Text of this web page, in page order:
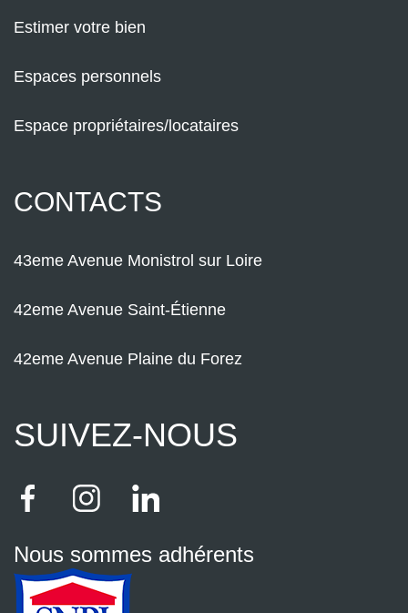
Estimer votre bien
Espaces personnels
Espace propriétaires/locataires
CONTACTS
43eme Avenue Monistrol sur Loire
42eme Avenue Saint-Étienne
42eme Avenue Plaine du Forez
SUIVEZ-NOUS
Nous sommes adhérents